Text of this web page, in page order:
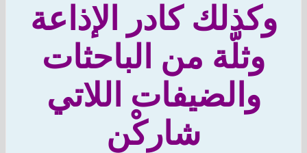
كادر الإذاعة
وثلّة من الباحثات
والضيفات اللاتي
شاركْن